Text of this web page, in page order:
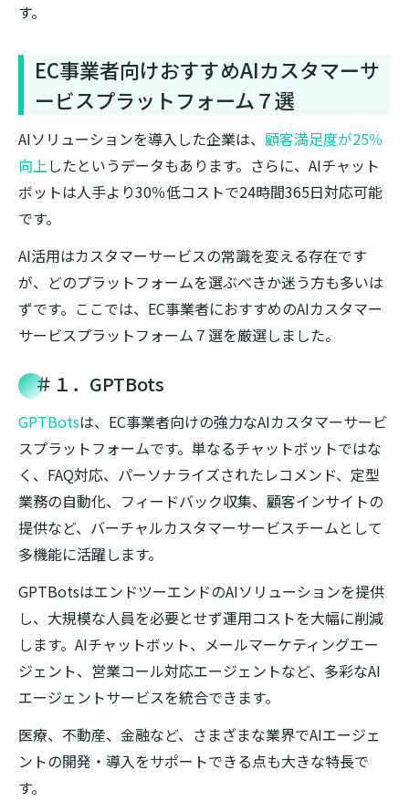
す。
EC事業者向けおすすめAIカスタマーサ
ービスプラットフォーム７選
AIソリューションを導入した企業は、 顧客満足度が25％
向上したというデータもあります。さらに、AIチャット
ボットは人手より30％低コストで24時間365日対応可能
です。
AI活用はカスタマーサービスの常識を変える存在です
が、どのプラットフォームを選ぶべきか迷う方も多いは
ずです。ここでは、EC事業者におすすめのAIカスタマー
サービスプラットフォーム７選を厳選しました。
＃１．GPTBots
GPTBotsは、EC事業者向けの強力なAIカスタマーサービ
スプラットフォームです。単なるチャットボットではな
く、FAQ対応、パーソナライズされたレコメンド、定型
業務の自動化、フィードバック収集、顧客インサイトの
提供など、バーチャルカスタマーサービスチームとして
多機能に活躍します。
GPTBotsはエンドツーエンドのAIソリューションを提供
し、大規模な人員を必要とせず運用コストを大幅に削減
します。AIチャットボット、メールマーケティングエー
ジェント、営業コール対応エージェントなど、多彩なAI
エージェントサービスを統合できます。
医療、不動産、金融など、さまざまな業界でAIエージェ
ントの開発・導入をサポートできる点も大きな特長で
す。